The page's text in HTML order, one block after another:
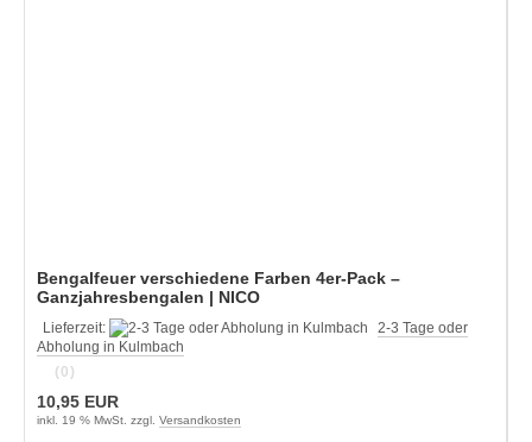
Bengalfeuer verschiedene Farben 4er-Pack –
Ganzjahresbengalen | NICO
Lieferzeit:
2-3 Tage oder
Abholung in Kulmbach
(0)
10,95 EUR
inkl. 19 % MwSt. zzgl. Versandkosten